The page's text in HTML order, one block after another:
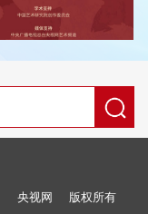
央视网 版权所有